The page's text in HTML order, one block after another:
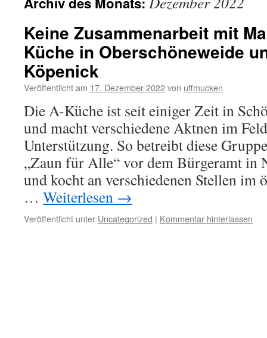
Keine Zusammenarbeit mit
Küche in Oberschöneweide
Köpenick
Veröffentlicht am 17. Dezember 2022von uffmucken
Die A-Küche ist seit einiger Zeit in
und macht verschiedene Aktnen im
Unterstützung. So betreibt diese
„Zaun für Alle“ vor dem Bürgeramt in
und kocht an verschiedenen Stellen im
… Weiterlesen →
Veröffentlicht unter Uncategorized | Kommentar hinterlassen